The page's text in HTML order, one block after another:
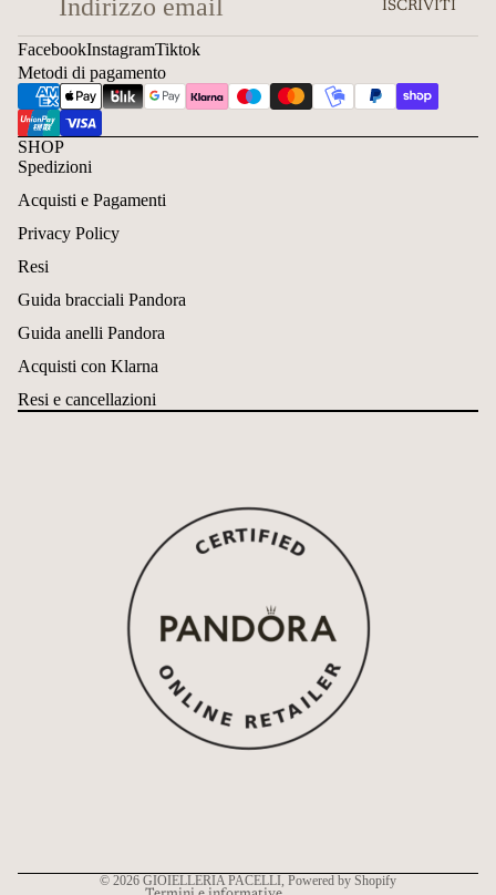
ISCRIVITI
FacebookInstagramTiktok
Metodi di pagamento
SHOP
Spedizioni
Acquisti e Pagamenti
Privacy Policy
Resi
Guida bracciali Pandora
Guida anelli Pandora
Acquisti con Klarna
Resi e cancellazioni
© 2026 GIOIELLERIA PACELLI, Powered by Shopify
Informativa sui rimborsi